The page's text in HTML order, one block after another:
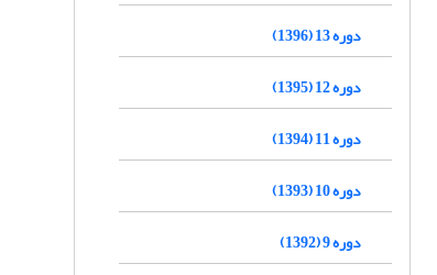
دوره 13 (1396)
دوره 12 (1395)
دوره 11 (1394)
دوره 10 (1393)
دوره 9 (1392)